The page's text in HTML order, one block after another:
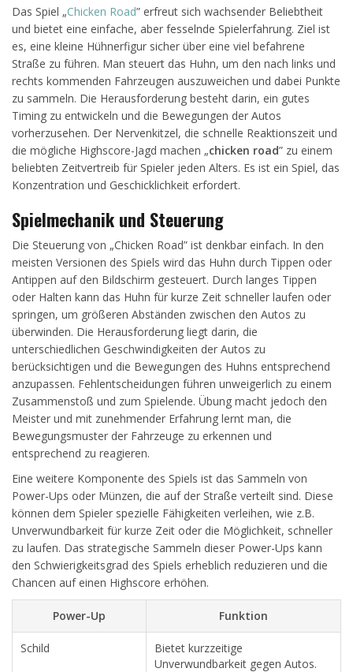
Das Spiel „Chicken Road” erfreut sich wachsender Beliebtheit
und bietet eine einfache, aber fesselnde Spielerfahrung. Ziel ist
es, eine kleine Hühnerfigur sicher über eine viel befahrene
Straße zu führen. Man steuert das Huhn, um den nach links und
rechts kommenden Fahrzeugen auszuweichen und dabei Punkte
zu sammeln. Die Herausforderung besteht darin, ein gutes
Timing zu entwickeln und die Bewegungen der Autos
vorherzusehen. Der Nervenkitzel, die schnelle Reaktionszeit und
die mögliche Highscore-Jagd machen „chicken road” zu einem
beliebten Zeitvertreib für Spieler jeden Alters. Es ist ein Spiel, das
Konzentration und Geschicklichkeit erfordert.
Spielmechanik und Steuerung
Die Steuerung von „Chicken Road” ist denkbar einfach. In den
meisten Versionen des Spiels wird das Huhn durch Tippen oder
Antippen auf den Bildschirm gesteuert. Durch langes Tippen
oder Halten kann das Huhn für kurze Zeit schneller laufen oder
springen, um größeren Abständen zwischen den Autos zu
überwinden. Die Herausforderung liegt darin, die
unterschiedlichen Geschwindigkeiten der Autos zu
berücksichtigen und die Bewegungen des Huhns entsprechend
anzupassen. Fehlentscheidungen führen unweigerlich zu einem
Zusammenstoß und zum Spielende. Übung macht jedoch den
Meister und mit zunehmender Erfahrung lernt man, die
Bewegungsmuster der Fahrzeuge zu erkennen und
entsprechend zu reagieren.
Eine weitere Komponente des Spiels ist das Sammeln von
Power-Ups oder Münzen, die auf der Straße verteilt sind. Diese
können dem Spieler spezielle Fähigkeiten verleihen, wie z.B.
Unverwundbarkeit für kurze Zeit oder die Möglichkeit, schneller
zu laufen. Das strategische Sammeln dieser Power-Ups kann
den Schwierigkeitsgrad des Spiels erheblich reduzieren und die
Chancen auf einen Highscore erhöhen.
Power-Up Funktion
Schild
Bietet kurzzeitige
Unverwundbarkeit gegen Autos.